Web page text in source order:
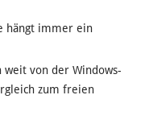
hängt immer ein
weit von der Windows-
zum freien